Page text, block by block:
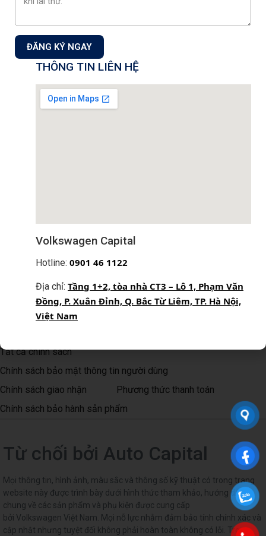
Công ty Cổ phần Auto Capital
Showroom & Xưởng dịch vụ:
Lô 1, Phạm Văn Đồng, Phường Xuân Đỉnh, TP Hà Nội,
Việt Nam.
Showroom 1S: 18 Phạm Hùng, P. Từ Liêm,Tp. Hà Nội
Auto Capital
Bằng cách đăng ký, Quý khách xác nhận đã đọc, hiểu và đồng ý
với Chính sách quyền riêng tư của Auto Capital
Tất cả chính sách
Chính sách bảo mật thông tin người dùng
Chính sách giao nhận
Phương thức thanh toán
Chính sách bảo hành sản phẩm
Từ chối bởi Auto Capital
Mọi thông tin, hình ảnh, màu sắc và thông số kỹ thuật có trong trang
website này được trình bày dưới hình thức tham khảo, hướng dẫn
chung về các sản phẩm và phụ kiện được cung cấp
bởi Volkswagen Việt Nam. Mọi nỗ lực nhằm đảm bảo tính chính xác và
cập nhật nhưng tuyệt đối không phải hoàn toàn không có lỗi. Trong
ĐĂNG KÝ NGAY
THÔNG TIN LIÊN HỆ
Volkswagen Capital
Hotline: 0901 46 1122
Địa chỉ: Tầng 1+2, tòa nhà CT3 – Lô 1, Phạm Văn
Đồng, P. Xuân Đỉnh, Q. Bắc Từ Liêm, TP. Hà Nội,
Việt Nam